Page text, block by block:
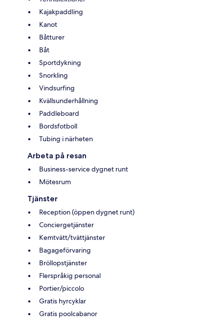
Kajakpaddling
Kanot
Båtturer
Båt
Sportdykning
Snorkling
Vindsurfing
Kvällsunderhållning
Paddleboard
Bordsfotboll
Tubing i närheten
Arbeta på resan
Business-service dygnet runt
Mötesrum
Tjänster
Reception (öppen dygnet runt)
Conciergetjänster
Kemtvätt/tvättjänster
Bagageförvaring
Bröllopstjänster
Flerspråkig personal
Portier/piccolo
Gratis hyrcyklar
Gratis poolcabanor